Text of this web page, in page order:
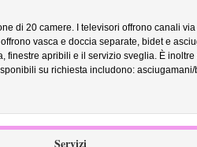
di 20 camere. I televisori offrono canali
vasca e doccia separate, bidet e
finestre apribili e il servizio sveglia. È inoltre
su richiesta includono:
Servizi